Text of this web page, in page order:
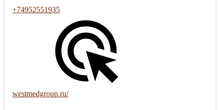
+74952551935
westmedgroup.ru/